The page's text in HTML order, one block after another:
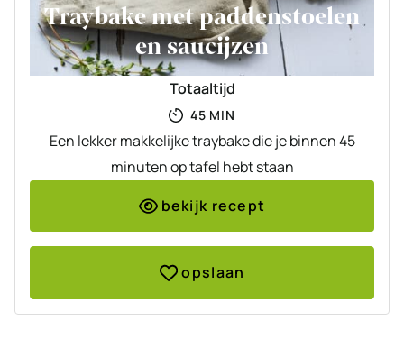
Traybake met paddenstoelen
en saucijzen
Totaaltijd
45MINUTEN
MIN
Een lekker makkelijke traybake die je binnen 45
minuten op tafel hebt staan
bekijk recept
opslaan